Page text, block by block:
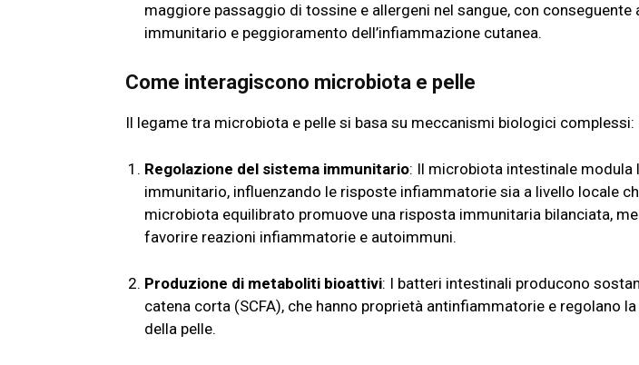
maggiore passaggio di tossine e allergeni nel sangue, con
immunitario e peggioramento dell’infiammazione cutanea.
Come interagiscono microbiota e pelle
Il legame tra microbiota e pelle si basa su meccanismi biologici complessi:
Regolazione del sistema immunitario: Il microbiota intestinale modula
immunitario, influenzando le risposte infiammatorie sia a livello locale
microbiota equilibrato promuove una risposta immunitaria bilanciata,
favorire reazioni infiammatorie e autoimmuni.
Produzione di metaboliti bioattivi: I batteri intestinali producono
catena corta (SCFA), che hanno proprietà antinfiammatorie e regolano
della pelle.